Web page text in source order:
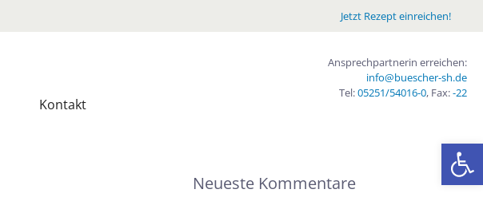
Jetzt Rezept einreichen!
Kontakt
Ansprechpartnerin erreichen:
info@buescher-sh.de
Tel:05251/54016-0, Fax:-22
Neueste Kommentare